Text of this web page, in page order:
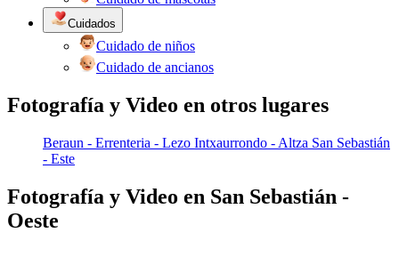
Cuidados
Cuidado de niños
Cuidado de ancianos
Fotografía y Video en otros lugares
Beraun - Errenteria - Lezo Intxaurrondo - Altza San Sebastián
- Este
Fotografía y Video en San Sebastián -
Oeste